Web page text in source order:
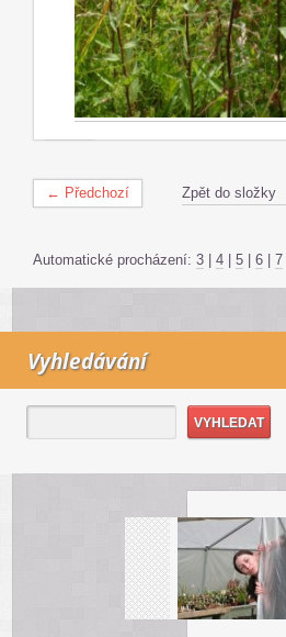
← Předchozí Zpět do složky
Automatické procházení: 3 4 5 6 7
Vyhledávání